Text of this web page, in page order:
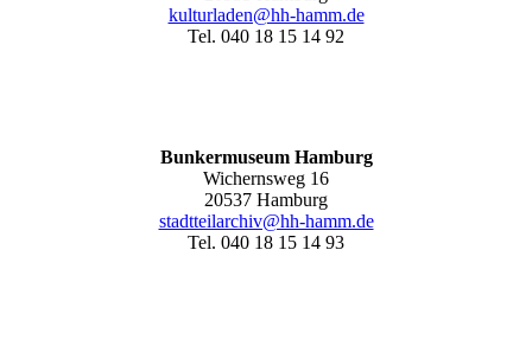
kulturladen@hh-hamm.de
Tel. 040 18 15 14 92
Bunkermuseum Hamburg
Wichernsweg 16
20537 Hamburg
stadtteilarchiv@hh-hamm.de
Tel. 040 18 15 14 93